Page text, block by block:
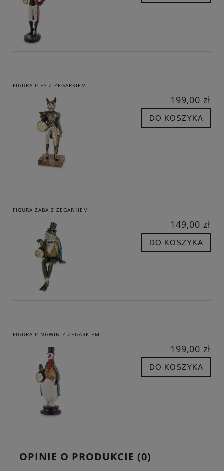
FIGURA PIES Z ZEGARKIEM
199,00 zł
DO KOSZYKA
FIGURA ŻABA Z ZEGARKIEM
149,00 zł
DO KOSZYKA
FIGURA PINGWIN Z ZEGARKIEM
199,00 zł
DO KOSZYKA
OPINIE O PRODUKCIE (0)